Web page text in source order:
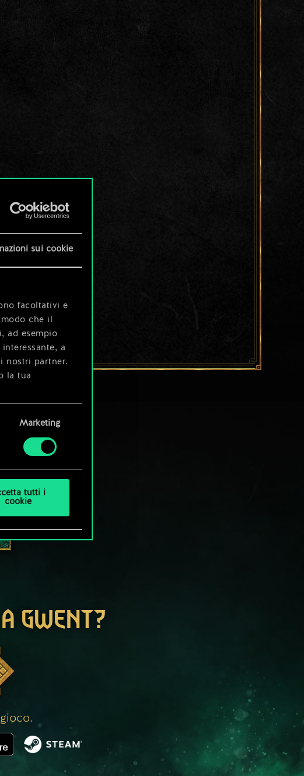
sui cookie
facoltativi e
che il
ad esempio
a
nostri partner.
la tua
le tue
Marketing
tutti i
cookie
GWENT?